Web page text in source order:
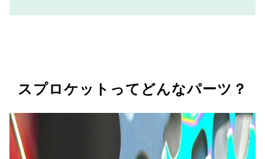
スプロケットってどんなパーツ？